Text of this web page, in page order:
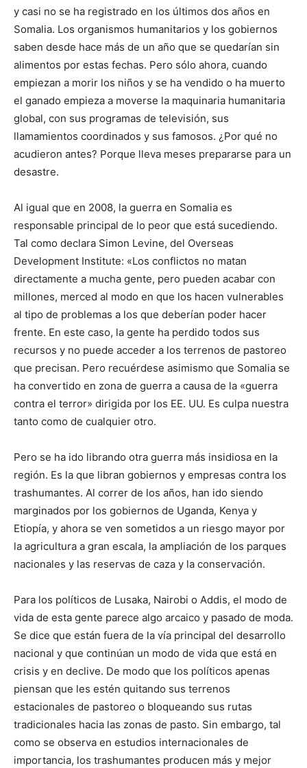
y casi no se ha registrado en los últimos dos años en
Somalia. Los organismos humanitarios y los gobiernos
saben desde hace más de un año que se quedarían sin
alimentos por estas fechas. Pero sólo ahora, cuando
empiezan a morir los niños y se ha vendido o ha muerto
el ganado empieza a moverse la maquinaria humanitaria
global, con sus programas de televisión, sus
llamamientos coordinados y sus famosos. ¿Por qué no
acudieron antes? Porque lleva meses prepararse para un
desastre.
Al igual que en 2008, la guerra en Somalia es
responsable principal de lo peor que está sucediendo.
Tal como declara Simon Levine, del Overseas
Development Institute: «Los conflictos no matan
directamente a mucha gente, pero pueden acabar con
millones, merced al modo en que los hacen vulnerables
al tipo de problemas a los que deberían poder hacer
frente. En este caso, la gente ha perdido todos sus
recursos y no puede acceder a los terrenos de pastoreo
que precisan. Pero recuérdese asimismo que Somalia se
ha convertido en zona de guerra a causa de la «guerra
contra el terror» dirigida por los EE. UU. Es culpa nuestra
tanto como de cualquier otro.
Pero se ha ido librando otra guerra más insidiosa en la
región. Es la que libran gobiernos y empresas contra los
trashumantes. Al correr de los años, han ido siendo
marginados por los gobiernos de Uganda, Kenya y
Etiopía, y ahora se ven sometidos a un riesgo mayor por
la agricultura a gran escala, la ampliación de los parques
nacionales y las reservas de caza y la conservación.
Para los políticos de Lusaka, Nairobi o Addis, el modo de
vida de esta gente parece algo arcaico y pasado de moda.
Se dice que están fuera de la vía principal del desarrollo
nacional y que continúan un modo de vida que está en
crisis y en declive. De modo que los políticos apenas
piensan que les estén quitando sus terrenos
estacionales de pastoreo o bloqueando sus rutas
tradicionales hacia las zonas de pasto. Sin embargo, tal
como se observa en estudios internacionales de
importancia, los trashumantes producen más y mejor